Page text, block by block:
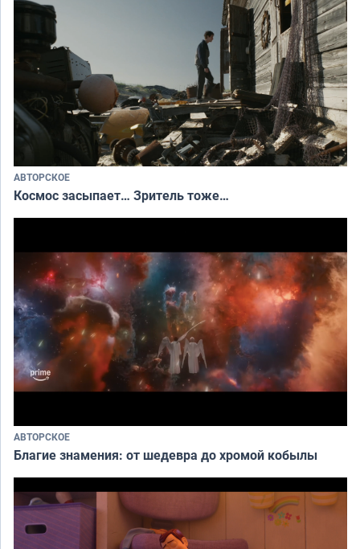
АВТОРСКОЕ
Космос засыпает… Зритель тоже…
АВТОРСКОЕ
Благие знамения: от шедевра до хромой кобылы